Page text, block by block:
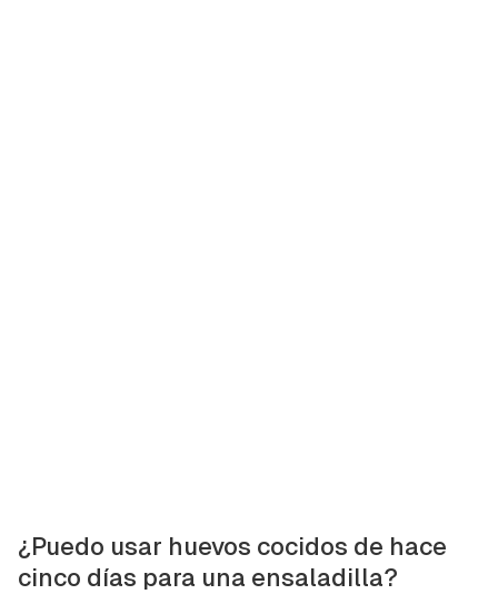
¿Puedo usar huevos cocidos de hace
cinco días para una ensaladilla?